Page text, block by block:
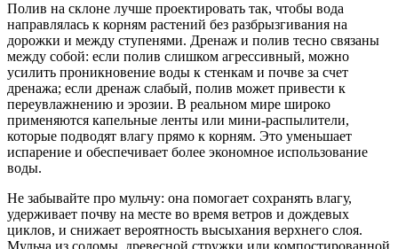
Полив на склоне лучше проектировать так, чтобы вода
направлялась к корням растений без разбрызгивания на
дорожки и между ступенями. Дренаж и полив тесно связаны
между собой: если полив слишком агрессивный, можно
усилить проникновение воды к стенкам и почве за счет
дренажа; если дренаж слабый, полив может привести к
переувлажнению и эрозии. В реальном мире широко
применяются капельные ленты или мини-распылители,
которые подводят влагу прямо к корням. Это уменьшает
испарение и обеспечивает более экономное использование
воды.
Не забывайте про мульчу: она помогает сохранять влагу,
удерживает почву на месте во время ветров и дождевых
циклов, и снижает вероятность высыхания верхнего слоя.